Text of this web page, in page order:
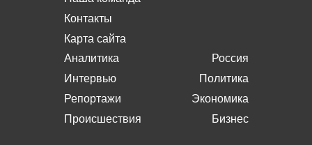
Контакты
Карта сайта
Аналитика
Интервью
Репортажи
Происшествия
Россия
Политика
Экономика
Бизнес